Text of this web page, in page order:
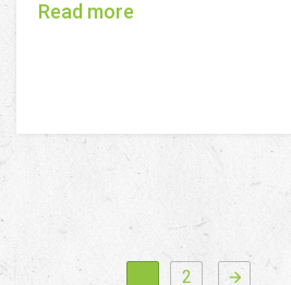
Read more
2 arrow_forward